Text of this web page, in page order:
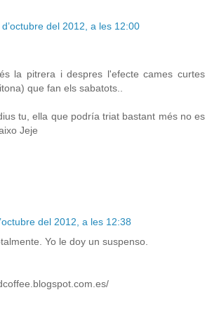
d’octubre del 2012, a les 12:00
la pitrera i despres l'efecte cames curtes
que fan els sabatots..
tu, ella que podría triat bastant més no es
Jeje
del 2012, a les 12:38
Yo le doy un suspenso.